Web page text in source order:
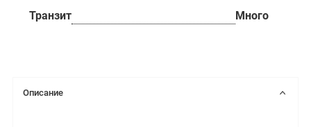
Транзит Много
Описание